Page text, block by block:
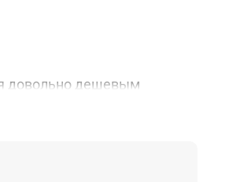
довольно дешевым
задача насадки -